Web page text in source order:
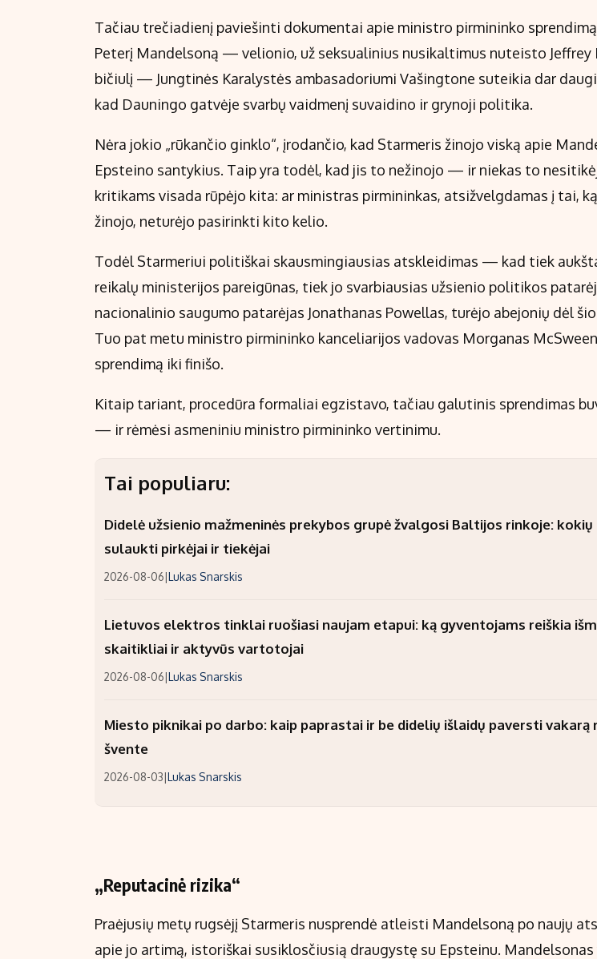
Tačiau trečiadienį paviešinti dokumentai apie ministro pirmininko
Peterį Mandelsoną — velionio, už seksualinius nusikaltimus nuteisto Jeffrey
bičiulį — Jungtinės Karalystės ambasadoriumi Vašingtone suteikia dar
kad Dauningo gatvėje svarbų vaidmenį suvaidino ir grynoji politika.
Nėra jokio „rūkančio ginklo“, įrodančio, kad Starmeris žinojo viską apie
Epsteino santykius. Taip yra todėl, kad jis to nežinojo — ir niekas to
kritikams visada rūpėjo kita: ar ministras pirmininkas, atsižvelgdamas į tai, ką
žinojo, neturėjo pasirinkti kito kelio.
Todėl Starmeriui politiškai skausmingiausias atskleidimas — kad tiek
reikalų ministerijos pareigūnas, tiek jo svarbiausias užsienio politikos
nacionalinio saugumo patarėjas Jonathanas Powellas, turėjo abejonių dėl
Tuo pat metu ministro pirmininko kanceliarijos vadovas Morganas
sprendimą iki finišo.
Kitaip tariant, procedūra formaliai egzistavo, tačiau galutinis sprendimas
— ir rėmėsi asmeniniu ministro pirmininko vertinimu.
Tai populiaru:
Didelė užsienio mažmeninės prekybos grupė žvalgosi Baltijos rinkoje:
sulaukti pirkėjai ir tiekėjai
2026-08-06|Lukas Snarskis
Lietuvos elektros tinklai ruošiasi naujam etapui: ką gyventojams reiškia
skaitikliai ir aktyvūs vartotojai
2026-08-06|Lukas Snarskis
Miesto piknikai po darbo: kaip paprastai ir be didelių išlaidų paversti vakarą
švente
2026-08-03|Lukas Snarskis
„Reputacinė rizika“
Praėjusių metų rugsėjį Starmeris nusprendė atleisti Mandelsoną po naujų
apie jo artimą, istoriškai susiklosčiusią draugystę su Epsteinu. Mandelsonas